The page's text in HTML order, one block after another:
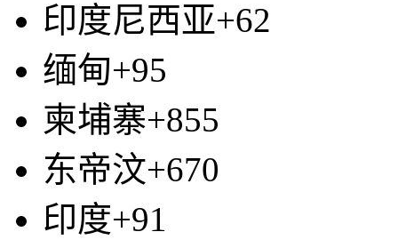
印度尼西亚+62
缅甸+95
柬埔寨+855
东帝汶+670
印度+91